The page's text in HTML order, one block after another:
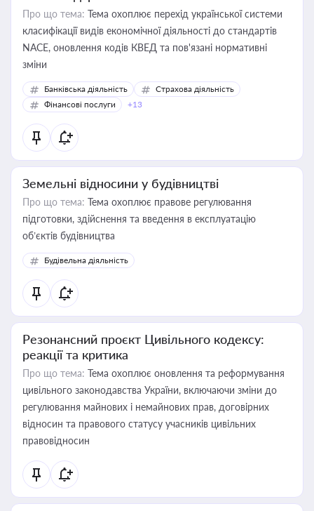
Про що тема: Тема охоплює перехід української системи
класифікації видів економічної діяльності до стандартів
NACE, оновлення кодів КВЕД та пов'язані нормативні
зміни
Банківська діяльність
Страхова діяльність
Фінансові послуги
+13
Земельні відносини у будівництві
Про що тема: Тема охоплює правове регулювання
підготовки, здійснення та введення в експлуатацію
об’єктів будівництва
Будівельна діяльність
Резонансний проєкт Цивільного кодексу:
реакції та критика
Про що тема: Тема охоплює оновлення та реформування
цивільного законодавства України, включаючи зміни до
регулювання майнових і немайнових прав, договірних
відносин та правового статусу учасників цивільних
правовідносин